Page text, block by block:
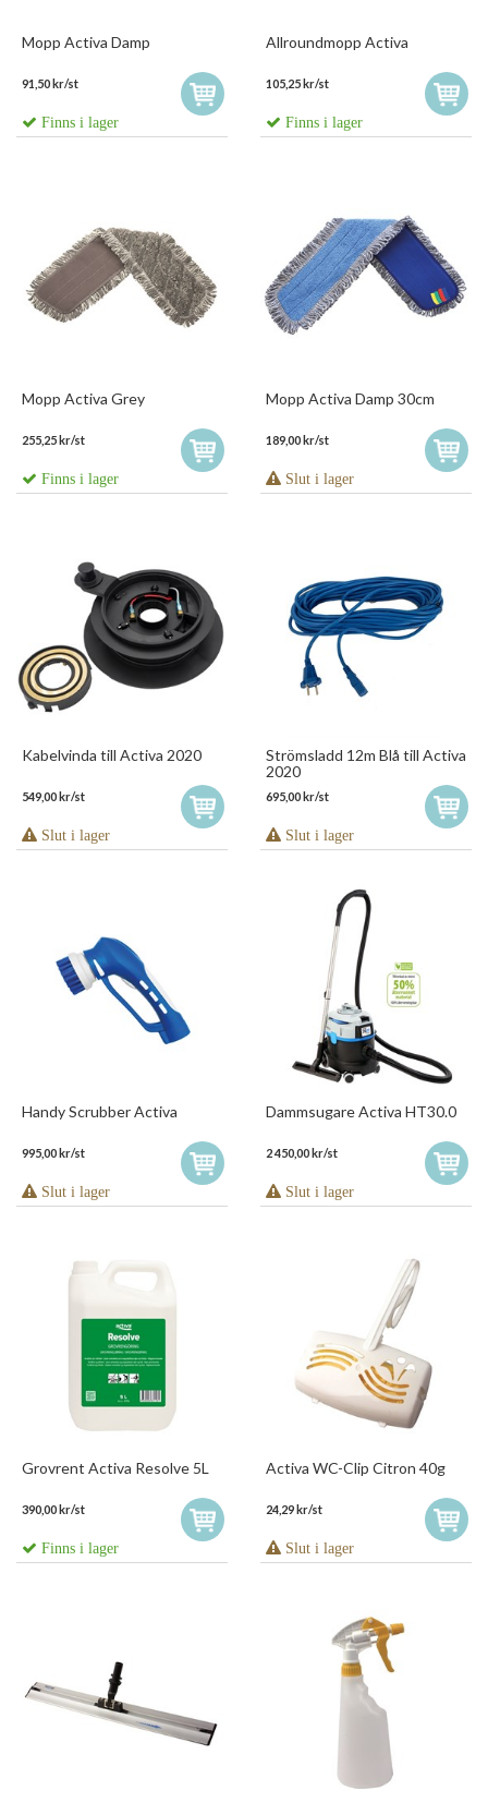
Mopp Activa Damp
91,50 kr/st
Finns i lager
Allroundmopp Activa
105,25 kr/st
Finns i lager
Mopp Activa Grey
255,25 kr/st
Finns i lager
Mopp Activa Damp 30cm
189,00 kr/st
Slut i lager
Kabelvinda till Activa 2020
549,00 kr/st
Slut i lager
Strömsladd 12m Blå till Activa
2020
695,00 kr/st
Slut i lager
Handy Scrubber Activa
995,00 kr/st
Slut i lager
Dammsugare Activa HT30.0
2 450,00 kr/st
Slut i lager
Grovrent Activa Resolve 5L
390,00 kr/st
Finns i lager
Activa WC-Clip Citron 40g
24,29 kr/st
Slut i lager